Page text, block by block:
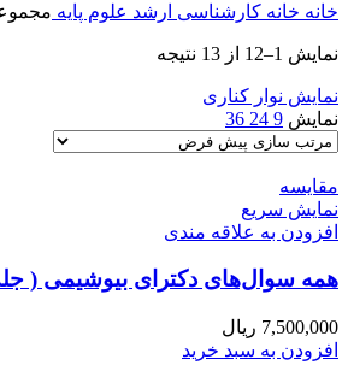
خانه خانه کارشناسی ارشد علوم پایه
نمایش 1–12 از 13 نتیجه
نمایش نوار کناری
نمایش 9
24
36
مقايسه
نمایش سریع
افزودن به علاقه مندی
همه سوال‌های دکترای بیوشیمی ( جلد ۱۲ ) –
7,500,000 ریال
افزودن به سبد خرید